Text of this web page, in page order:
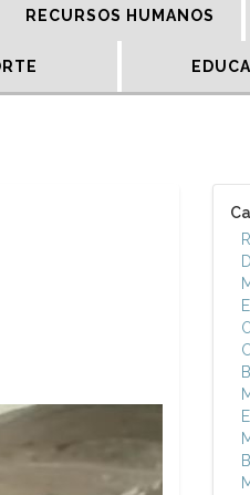
RECURSOS HUMANOS